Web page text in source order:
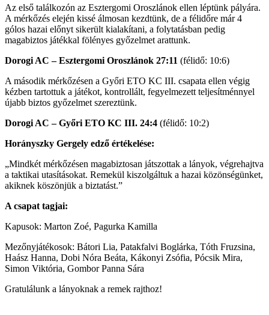
Az első találkozón az Esztergomi Oroszlánok ellen léptünk pályára.
A mérkőzés elején kissé álmosan kezdtünk, de a félidőre már 4
gólos hazai előnyt sikerült kialakítani, a folytatásban pedig
magabiztos játékkal fölényes győzelmet arattunk.
Dorogi AC – Esztergomi Oroszlánok 27:11 (félidő: 10:6)
A második mérkőzésen a Győri ETO KC III. csapata ellen végig
kézben tartottuk a játékot, kontrollált, fegyelmezett teljesítménnyel
újabb biztos győzelmet szereztünk.
Dorogi AC – Győri ETO KC III. 24:4 (félidő: 10:2)
Horányszky Gergely edző értékelése:
„Mindkét mérkőzésen magabiztosan játszottak a lányok, végrehajtva
a taktikai utasításokat. Remekül kiszolgáltuk a hazai közönségünket,
akiknek köszönjük a biztatást.”
A csapat tagjai:
Kapusok: Marton Zoé, Pagurka Kamilla
Mezőnyjátékosok: Bátori Lia, Patakfalvi Boglárka, Tóth Fruzsina,
Haász Hanna, Dobi Nóra Beáta, Kákonyi Zsófia, Pócsik Mira,
Simon Viktória, Gombor Panna Sára
Gratulálunk a lányoknak a remek rajthoz!